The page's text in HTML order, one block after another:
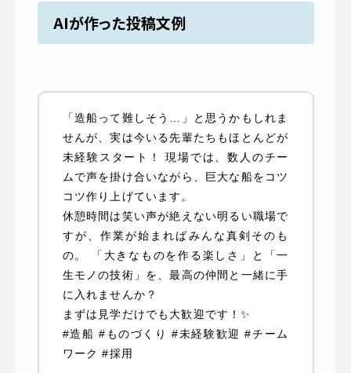
AIが作った投稿文例
「造船って難しそう…」と思うかもしれま
せんが、実は今いる先輩たちもほとんどが
未経験スタート！ 現場では、数人のチー
ムで声を掛け合いながら、巨大な船をコツ
コツ作り上げています。
休憩時間は笑い声が絶えない明るい職場で
すが、作業が始まればみんな真剣そのも
の。 「大きなものを作る楽しさ」と「一
生モノの技術」を、最高の仲間と一緒に手
に入れませんか？
まずは見学だけでも大歓迎です！✨
#造船 #ものづくり #未経験歓迎 #チーム
ワーク #採用